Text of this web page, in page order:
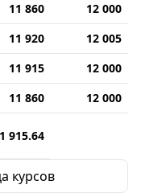
11 860
12 000
11 920
12 005
11 915
12 000
11 860
12 000
915.64
курсов